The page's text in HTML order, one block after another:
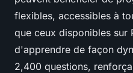
flexibles, accessibles à
que ceux disponibles sur
d'apprendre de façon
2,400 questions,